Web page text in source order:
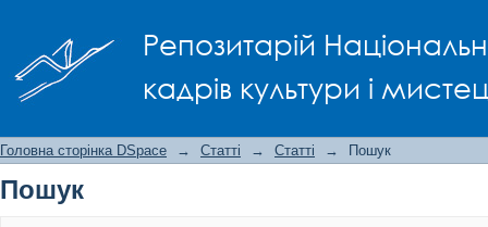
Репозитарій
кадрів культури і
Головна сторінка DSpace → Статті → Статті → Пошук
Пошук